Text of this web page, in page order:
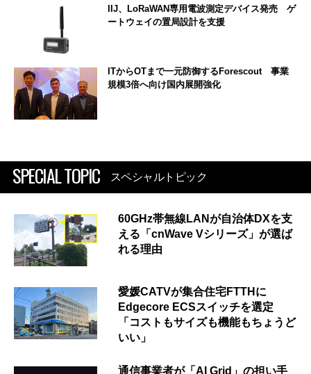
IIJ、LoRaWAN専用電波測定デバイス発売 ゲ
ートウェイの置局設計を支援
ITからOTまで一元防御するForescout 事業
規模3倍へ向け国内展開強化
SPECIAL TOPIC スペシャルトピック
60GHz帯無線LANが自治体DXを支
える「cnWave Vシリーズ」が選ば
れる理由
愛媛CATVが集合住宅FTTHに
Edgecore ECSスイッチを選定
「コストもサイズも機能もちょうど
いい」
通信事業者が「AI Grid」の担い手